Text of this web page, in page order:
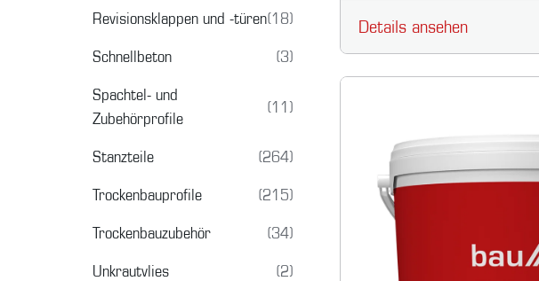
Revisionsklappen und -türen(18)
Schnellbeton (3)
Spachtel- und
Zubehörprofile
(11)
Stanzteile (264)
Trockenbauprofile (215)
Trockenbauzubehör (34)
Unkrautvlies (2)
Details ansehen